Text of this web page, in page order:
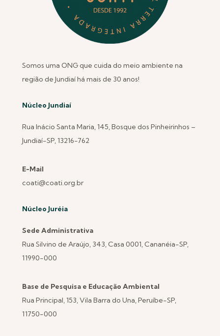
Somos uma ONG que cuida do meio ambiente na
região de Jundiaí há mais de 30 anos!
Núcleo Jundiaí
Rua Inácio Santa Maria, 145, Bosque dos Pinheirinhos –
Jundiaí-SP, 13216-762
E-Mail
coati@coati.org.br
Núcleo Juréia
Sede Administrativa
Rua Silvino de Araújo, 343, Casa 0001, Cananéia-SP,
11990-000
Base de Pesquisa e Educação Ambiental
Rua Principal, 153, Vila Barra do Una, Peruíbe-SP,
11750-000